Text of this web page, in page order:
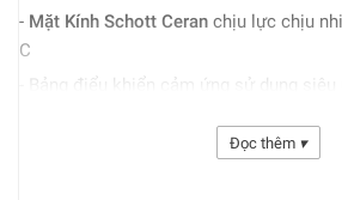
- Mặt Kính Schott Ceran chịu lực chịu
C
- Bảng điểu khiển cảm ứng sử dụng siêu
Đọc thêm ▾